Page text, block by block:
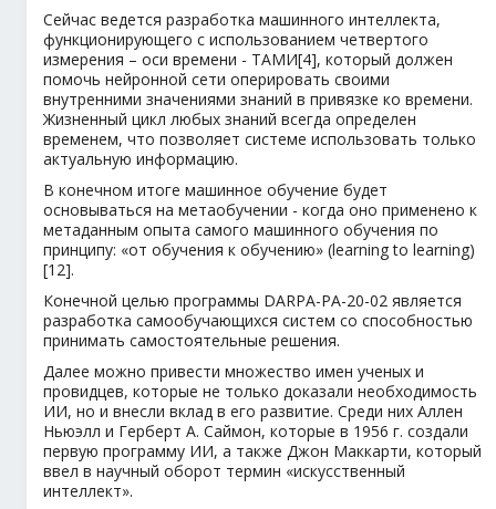
Сейчас ведется разработка машинного интеллекта,
функционирующего с использованием четвертого
измерения – оси времени - ТАМИ[4], который должен
помочь нейронной сети оперировать своими
внутренними значениями знаний в привязке ко времени.
Жизненный цикл любых знаний всегда определен
временем, что позволяет системе использовать только
актуальную информацию.
В конечном итоге машинное обучение будет
основываться на метаобучении - когда оно применено к
метаданным опыта самого машинного обучения по
принципу: «от обучения к обучению» (learning to learning)
[12].
Конечной целью программы DARPA-PA-20-02 является
разработка самообучающихся систем со способностью
принимать самостоятельные решения.
Далее можно привести множество имен ученых и
провидцев, которые не только доказали необходимость
ИИ, но и внесли вклад в его развитие. Среди них Аллен
Ньюэлл и Герберт А. Саймон, которые в 1956 г. создали
первую программу ИИ, а также Джон Маккарти, который
ввел в научный оборот термин «искусственный
интеллект».